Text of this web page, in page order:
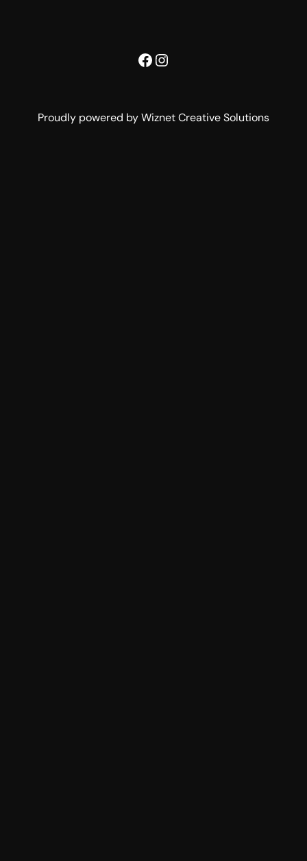
Facebook
Instagram
Proudly powered by Wiznet Creative Solutions